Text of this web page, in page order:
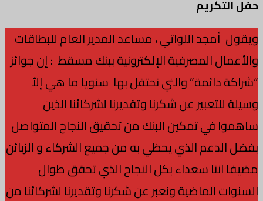
حفل التكريم
ويقول أمجد اللواتي ، مساعد المدير العام للبطاقات
والأعمال المصرفية الإلكترونية ببنك مسقط : إن جوائز
“شراكة دائمة” والتي نحتفل بها سنويا ما هي إلاّ
وسيلة للتعبير عن شكرنا وتقديرنا لشركائنا الذين
ساهموا في تمكين البنك من تحقيق النجاح المتواصل
بفضل الدعم الذي يحظي به من جميع الشركاء و الزبائن
مضيفا اننا سعداء بكل النجاح الذي تحقق طوال
السنوات الماضية ونعبر عن شكرنا وتقديرنا لشركائنا من